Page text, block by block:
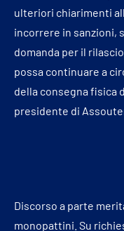
ulteriori chiarimenti
incorrere in sanzioni,
domanda per il
possa continuare a
della consegna fisica
presidente di
Discorso a parte
monopattini. Su